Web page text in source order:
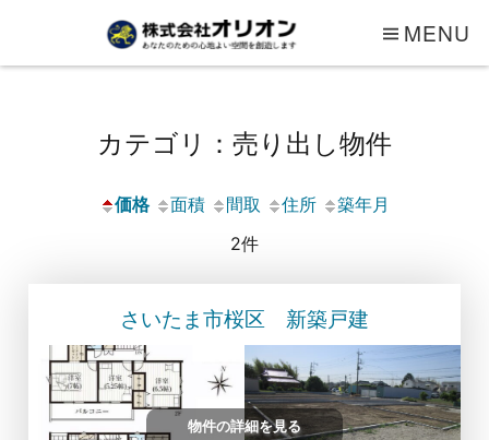
MENU
カテゴリ：売り出し物件
価格 面積 間取 住所
築年月
2件
さいたま市桜区 新築戸建
物件の詳細を見る